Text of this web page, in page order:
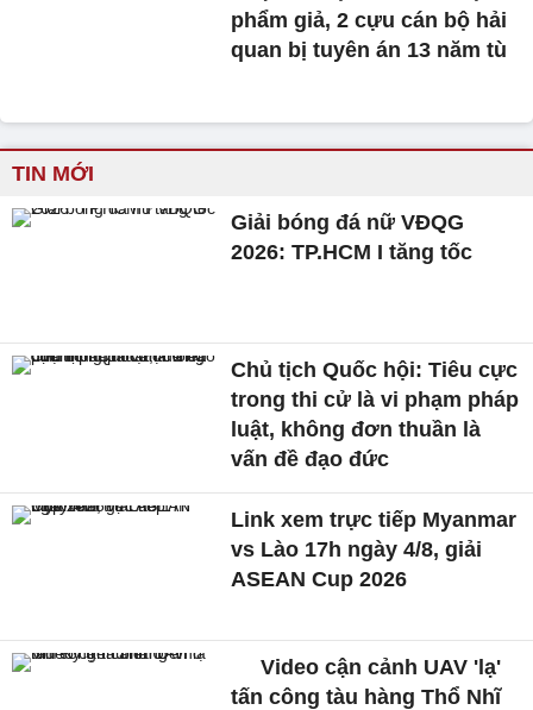
phẩm giả, 2 cựu cán bộ hải
quan bị tuyên án 13 năm tù
TIN MỚI
Giải bóng đá nữ VĐQG
2026: TP.HCM I tăng tốc
Chủ tịch Quốc hội: Tiêu cực
trong thi cử là vi phạm pháp
luật, không đơn thuần là
vấn đề đạo đức
Link xem trực tiếp Myanmar
vs Lào 17h ngày 4/8, giải
ASEAN Cup 2026
Video cận cảnh UAV 'lạ'
tấn công tàu hàng Thổ Nhĩ